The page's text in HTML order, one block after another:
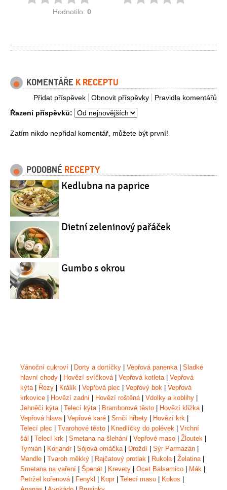
Hodnotilo: 0
KOMENTÁŘE K RECEPTU
Pravidla komentářů
Obnovit příspěvky
Přidat příspěvek
Řazení příspěvků:
Zatím nikdo nepřidal komentář, můžete být první!
PODOBNÉ RECEPTY
Kedlubna na paprice
Dietní zeleninový pařáček
Gumbo s okrou
Vánoční cukroví Dorty a dortíčky Vepřová panenka| Sladké
hlavní chody
Hovězí svíčková| Vepřová kotleta| Vepřová
kýta| Řezy Králík Vepřová plec Vepřový bok
Vepřová
krkovice
Hovězí zadní Hovězí roštěná| Vdolky a koblihy
Jehněčí kýta| Telecí kýta| Bramborové těsto Hovězí kližka|
Vepřová hlava| Vepřové karé Srnčí hřbety Hovězí krk
Telecí plec
Tvarohové těsto Knedlíčky do polévek
Vrchní
šál
Telecí krk Smetana na šlehání Vepřové maso Žloutek
Tymián
Koriandr| Sójová omáčka| Droždí Sýr Parmazán
Mandle
Tvaroh měkký Rajčatový protlak Rukola| Želatina|
Smetana na vaření
Špenát Krevety Ocet Balsamico Mák
Petržel kořenová| Fenykl Kopr| Telecí maso Kokos